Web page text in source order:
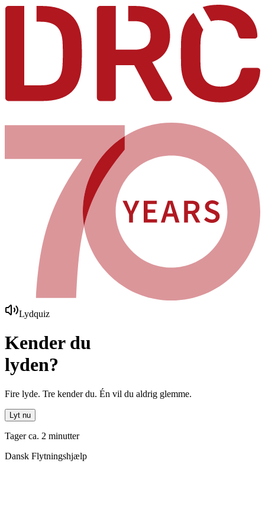
Lydquiz
Kender du
lyden?
Fire lyde. Tre kender du. Én vil du aldrig glemme.
Lyt nu
Tager ca. 2 minutter
Dansk Flytningshjælp